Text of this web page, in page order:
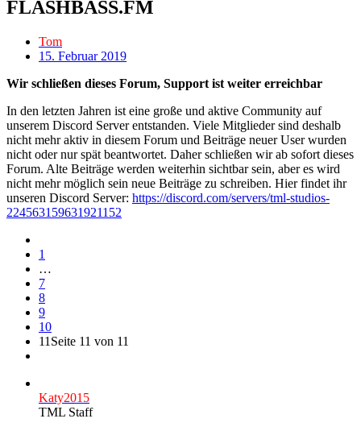
FLASHBASS.FM
Tom
15. Februar 2019
Wir schließen dieses Forum, Support ist weiter erreichbar
In den letzten Jahren ist eine große und aktive Community auf
unserem Discord Server entstanden. Viele Mitglieder sind deshalb
nicht mehr aktiv in diesem Forum und Beiträge neuer User wurden
nicht oder nur spät beantwortet. Daher schließen wir ab sofort dieses
Forum. Alte Beiträge werden weiterhin sichtbar sein, aber es wird
nicht mehr möglich sein neue Beiträge zu schreiben. Hier findet ihr
unseren Discord Server: https://discord.com/servers/tml-studios-
224563159631921152
1
…
7
8
9
10
11 Seite 11 von 11
Katy2015
TML Staff